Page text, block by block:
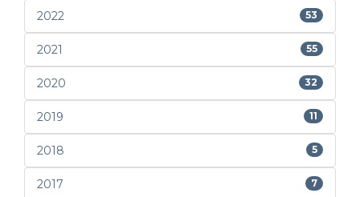
2022 53
2021 55
2020 32
2019 11
2018 5
2017 7